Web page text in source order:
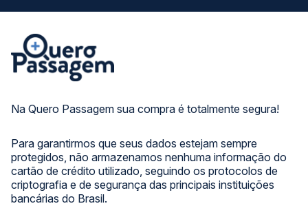
Na Quero Passagem sua compra é totalmente segura!
Para garantirmos que seus dados estejam sempre
protegidos, não armazenamos nenhuma informação do
cartão de crédito utilizado, seguindo os protocolos de
criptografia e de segurança das principais instituições
bancárias do Brasil.